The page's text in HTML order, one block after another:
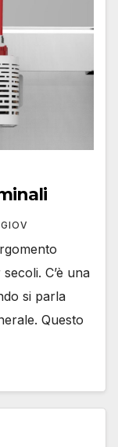
C’è una
si parla
Questo